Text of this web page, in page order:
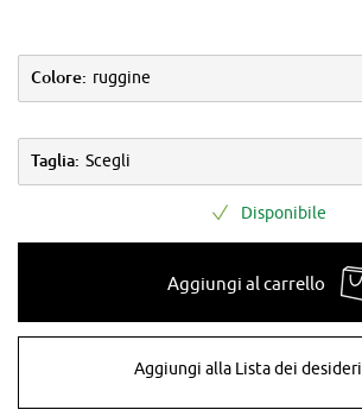
Colore: ruggine
Taglia: Scegli
Disponibile
Aggiungi al carrello
Aggiungi alla Lista dei desideri